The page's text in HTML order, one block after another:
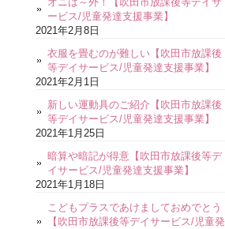
ービス/児童発達支援事業】
2021年2月8日
衣服を畳むのが難しい【吹田市放課後
等デイサービス/児童発達支援事業】
2021年2月1日
新しい運動具のご紹介【吹田市放課後
等デイサービス/児童発達支援事業】
2021年1月25日
暗算や暗記が得意【吹田市放課後等デ
イサービス/児童発達支援事業】
2021年1月18日
こどもプラスであけましておめでとう
【吹田市放課後等デイサービス/児童発